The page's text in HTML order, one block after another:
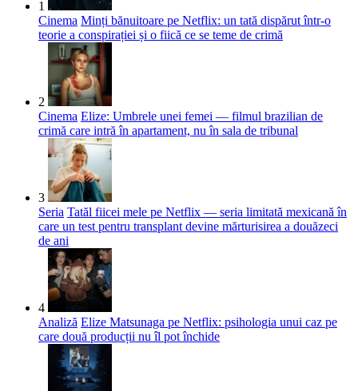
1
Cinema Minți bănuitoare pe Netflix: un tată dispărut într-o
teorie a conspirației și o fiică ce se teme de crimă
2
Cinema Elize: Umbrele unei femei — filmul brazilian de
crimă care intră în apartament, nu în sala de tribunal
3
Seria Tatăl fiicei mele pe Netflix — seria limitată mexicană în
care un test pentru transplant devine mărturisirea a douăzeci
de ani
4
Analiză Elize Matsunaga pe Netflix: psihologia unui caz pe
care două producții nu îl pot închide